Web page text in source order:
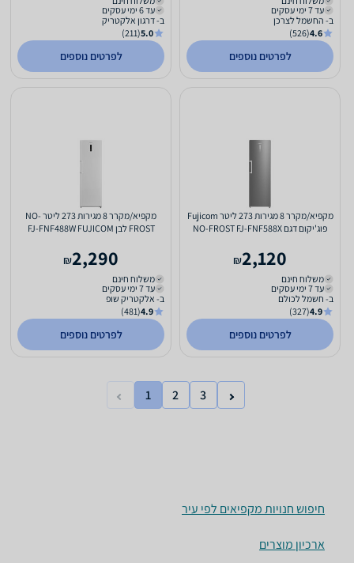
עד 7 ימי עסקים
ב- החשמל לצרכן
4.6
(526)
לפרטים נוספים
עד 6 ימי עסקים
ב- דרגון אלקטריק
5.0
(211)
לפרטים נוספים
מקפיא/מקרר 8 מגירות 273 ליטר Fujicom
פוג'יקום דגם NO-FROST FJ-FNF588X
2,120
₪
משלוח חינם
עד 7 ימי עסקים
ב- חשמל לכולם
4.9
(327)
לפרטים נוספים
מקפיא/מקרר 8 מגירות 273 ליטר NO-
FROST לבן FJ-FNF488W FUJICOM
2,290
₪
משלוח חינם
עד 7 ימי עסקים
ב- אלקטריק שופ
4.9
(481)
לפרטים נוספים
1 2 3
חיפוש חנויות מקפיאים לפי עיר
ארכיון מוצרים